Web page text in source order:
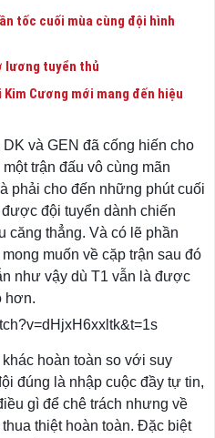
tốc cuối mùa cùng đội hình
lương tuyển thủ
Kim Cương mới mang đến hiệu
và GEN đã cống hiến cho
trận đấu vô cùng mãn
phải cho đến những phút cuối
đội tuyển dành chiến
căng thẳng. Và có lẽ phần
muốn về cặp trận sau đó
như vậy dù T1 vẫn là được
hơn.
hoàn toàn so với suy
đúng là nhập cuộc đầy tự tin,
gì để chê trách nhưng về
thiệt hoàn toàn. Đặc biệt